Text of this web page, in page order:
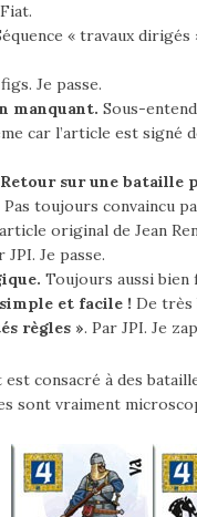
« travaux
Je passe.
manquant. Sous-
car l’article est
sur une bataille
toujours convaincu
original de Jean
JPI. Je passe.
Toujours aussi bien
et facile ! De très
règles ». Par JPI. Je
consacré à des
sont vraiment